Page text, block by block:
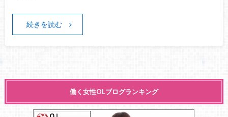
続きを読む
働く女性OLブログランキング